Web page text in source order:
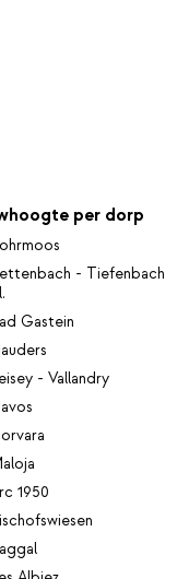
per dorp
- Tiefenbach
Gastein
- Vallandry
1950